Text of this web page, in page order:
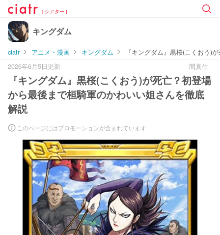
[ シアター ]
キングダム
ciatr アニメ・漫画 キングダム
『キングダム』黒桜(こくおう)
2026年6月5日更新
間真生
『キングダム』黒桜(こくおう)が死亡？初登場
から最後まで桓騎軍のかわいい姐さんを徹底
解説
このページにはプロモーションが含まれています